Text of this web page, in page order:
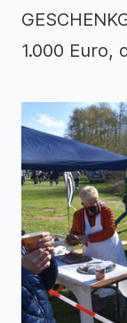
1.000 Euro,